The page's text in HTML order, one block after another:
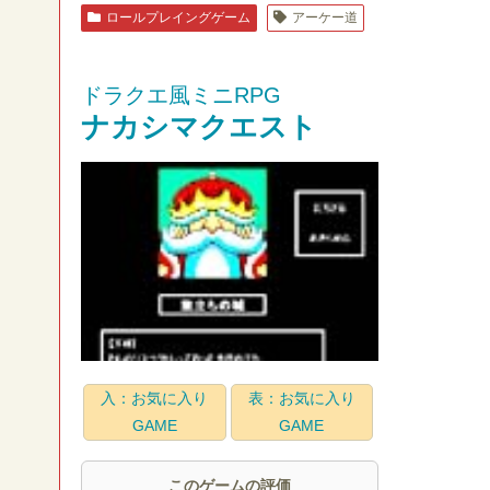
ロールプレイングゲーム アーケー道
ドラクエ風ミニRPG
ナカシマクエスト
入：お気に入り
GAME
表：お気に入り
GAME
このゲームの評価